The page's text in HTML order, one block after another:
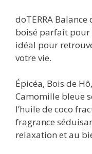
doTERRA
boisé parfait pour
idéal pour
votre vie.
Épicéa, Bois de
Camomille bleue
l’huile de coco
fragrance
relaxation et au